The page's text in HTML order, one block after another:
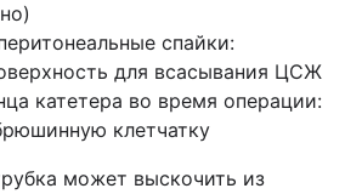
спайки:
для всасывания ЦСЖ
катетера во время операции:
клетчатку
может выскочить из